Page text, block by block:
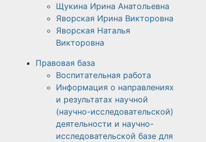
Щукина Ирина Анатольевна
Яворская Ирина Викторовна
Яворская Наталья
Викторовна
Правовая база
Воспитательная работа
Информация о направлениях
и результатах научной
(научно-исследовательской)
деятельности и научно-
исследовательской базе для